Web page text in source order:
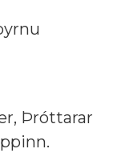
Þróttarar